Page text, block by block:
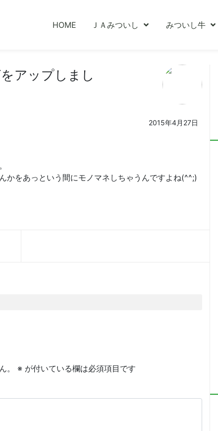
HOME ＪＡみついし みついし牛
アップしまし
2015年4月27日
かをあっという間にモノマネしちゃうんですよね(^^;)
。 ※ が付いている欄は必須項目です